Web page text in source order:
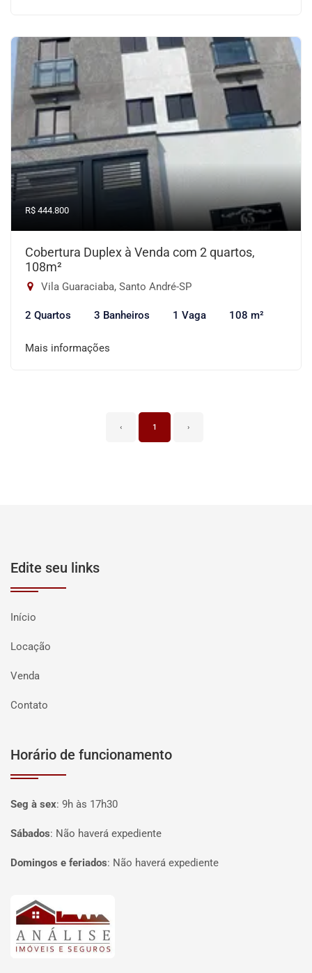
R$ 444.800
Cobertura Duplex à Venda com 2 quartos,
108m²
Vila Guaraciaba, Santo André-SP
2 Quartos 3 Banheiros 1 Vaga 108 m²
Mais informações
‹ 1 ›
Edite seu links
Início
Locação
Venda
Contato
Horário de funcionamento
Seg à sex: 9h às 17h30
Sábados: Não haverá expediente
Domingos e feriados: Não haverá expediente
Página inicial